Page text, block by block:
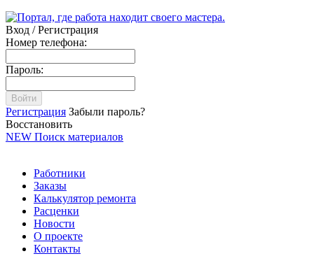
Вход / Регистрация
Номер телефона:
Пароль:
Войти
Регистрация Забыли пароль?
Восстановить
NEW Поиск материалов
Работники
Заказы
Калькулятор ремонта
Расценки
Новости
О проекте
Контакты